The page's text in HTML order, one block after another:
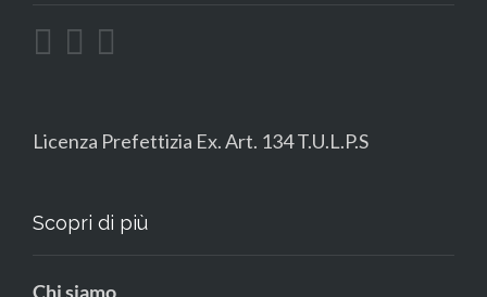
Licenza Prefettizia Ex. Art. 134 T.U.L.P.S
Scopri di più
Chi siamo